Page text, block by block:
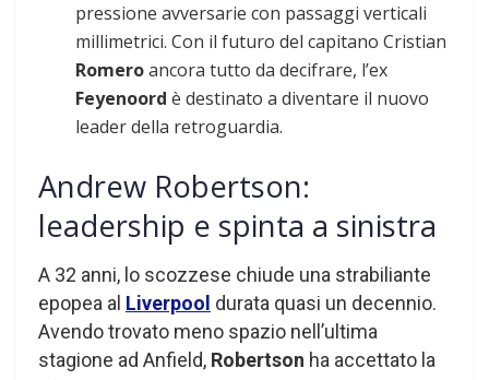
pressione avversarie con passaggi verticali
millimetrici. Con il futuro del capitano Cristian
Romeroancora tutto da decifrare, l’ex
Feyenoordè destinato a diventare il nuovo
leader della retroguardia.
Andrew Robertson:
leadership e spinta a sinistra
A 32 anni, lo scozzese chiude una strabiliante
epopea al Liverpool durata quasi un decennio.
Avendo trovato meno spazio nell’ultima
stagione ad Anfield, Robertson ha accettato la